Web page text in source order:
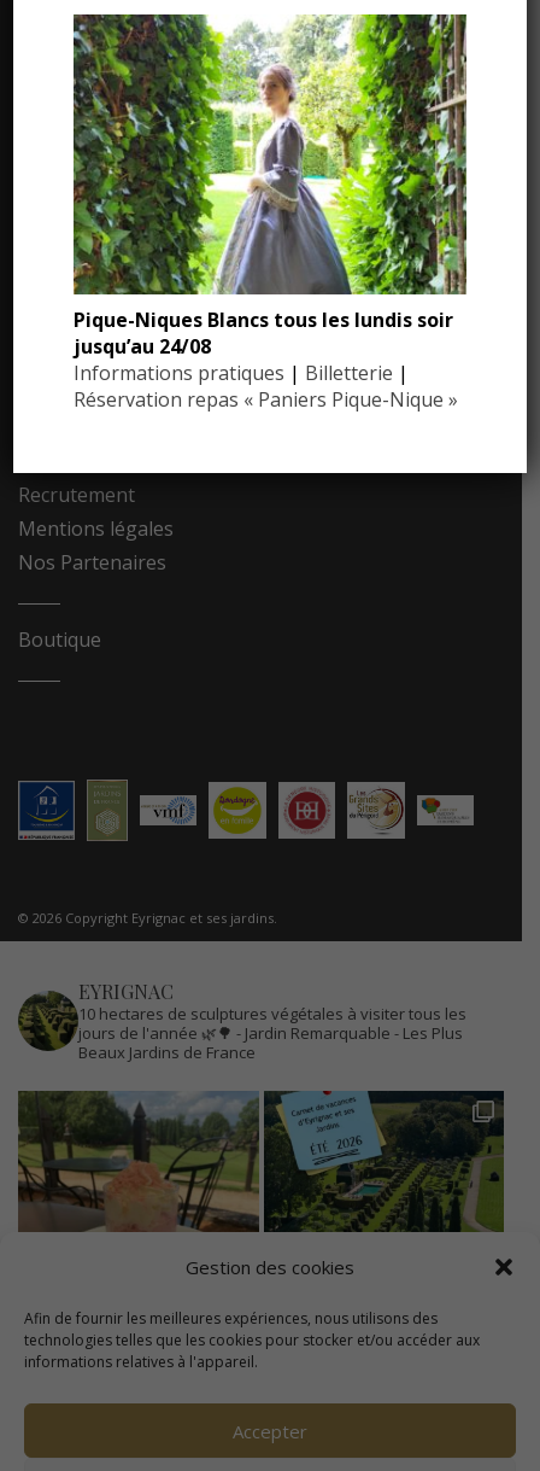
Gestion des cookies
Afin de fournir les meilleures expériences, nous utilisons des
technologies telles que les cookies pour stocker et/ou accéder aux
informations relatives à l'appareil.
Accepter
24590 Salignac-Eyvigues
Dordogne – Périgord
Téléphone : 05.53.28.99.71
Email : contact@eyrignac.com
ESPACE PRESSE
Dossier de presse
Communiqués de presse
Photothèque
Recrutement
Mentions légales
Nos Partenaires
Boutique
© 2026 Copyright Eyrignac et ses jardins.
EYRIGNAC
10 hectares de sculptures végétales à visiter tous les
jours de l'année 🌿🌳 - Jardin Remarquable - Les Plus
Beaux Jardins de France
Pique-Niques Blancs tous les lundis soir
jusqu’au 24/08
Informations pratiques | Billetterie |
Réservation repas « Paniers Pique-Nique »